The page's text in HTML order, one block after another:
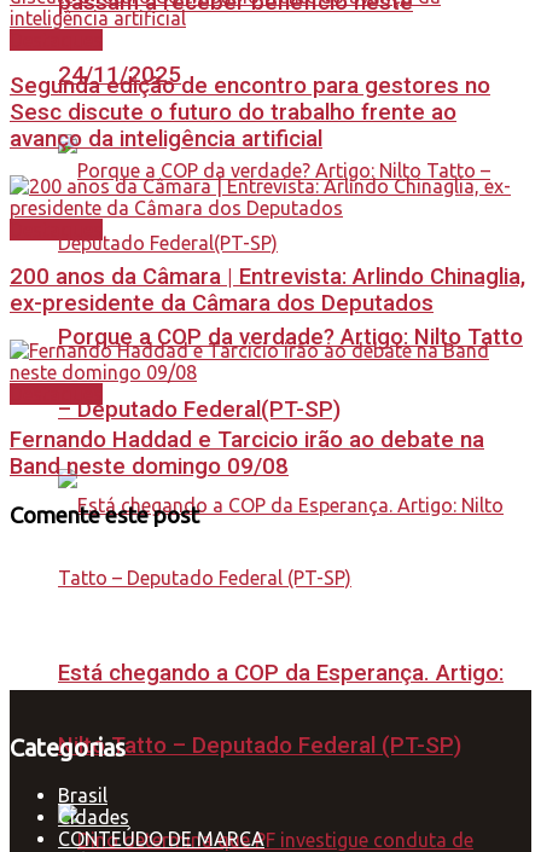
24/11/2025
Porque a COP da verdade? Artigo: Nilto Tatto
– Deputado Federal(PT-SP)
Está chegando a COP da Esperança. Artigo:
Nilto Tatto – Deputado Federal (PT-SP)
Segunda edição de encontro para gestores no
Sesc discute o futuro do trabalho frente ao
avanço da inteligência artificial
200 anos da Câmara | Entrevista: Arlindo Chinaglia,
ex-presidente da Câmara dos Deputados
Fernando Haddad e Tarcicio irão ao debate na
Band neste domingo 09/08
Comente este post
Categorias
Brasil
Cidades
CONTEÚDO DE MARCA